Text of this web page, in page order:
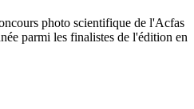
photo scientifique de l'Acfas
parmi les finalistes de l'édition en